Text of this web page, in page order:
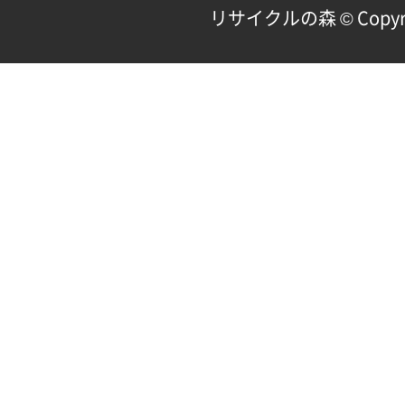
リサイクルの森 ©